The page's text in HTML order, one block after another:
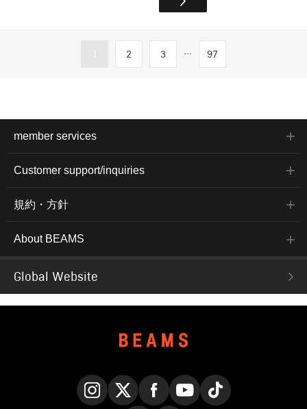
1 2 3 ... 97
member services
Customer support/inquiries
規約・方針
About BEAMS
Global Website